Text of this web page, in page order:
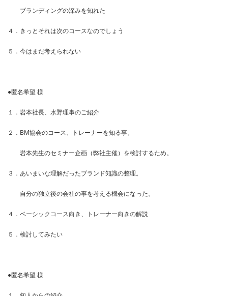
ブランディングの深みを知れた
４．きっとそれは次のコースなのでしょう
５．今はまだ考えられない
●匿名希望 様
１．岩本社長、水野理事のご紹介
２．BM協会のコース、トレーナーを知る事。
岩本先生のセミナー企画（弊社主催）を検討するため。
３．あいまいな理解だったブランド知識の整理。
自分の独立後の会社の事を考える機会になった。
４．ベーシックコース向き、トレーナー向きの解説
５．検討してみたい
●匿名希望 様